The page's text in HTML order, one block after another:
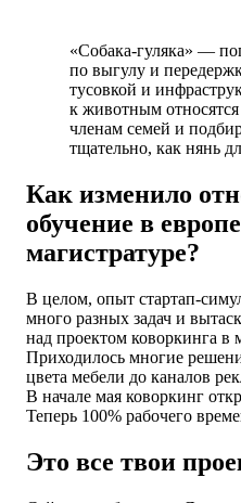
«Собака-гуляка» —
по выгулу и
тусовкой и
к животным
членам семей и
тщательно, как нянь
Как изменило
обучение в
магистратуре?
В целом, опыт стартап-
много разных задач и
над проектом коворкинга в
Приходилось многие
цвета мебели до каналов
В начале мая коворкинг
Теперь 100% рабочего
Это все твои